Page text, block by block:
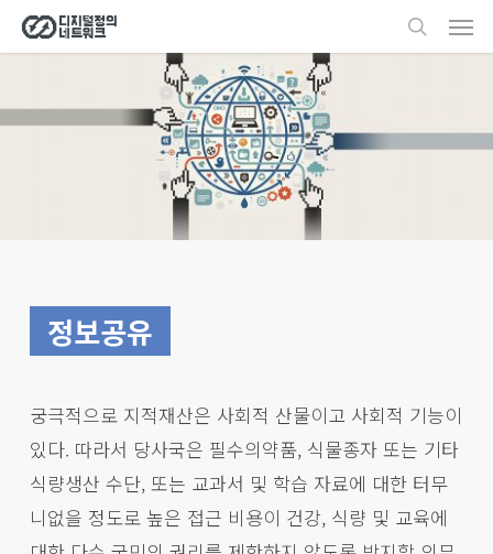
Skip
to
content
search
정보공유
궁극적으로 지적재산은 사회적 산물이고 사회적 기능이
있다. 따라서 당사국은 필수의약품, 식물종자 또는 기타
식량생산 수단, 또는 교과서 및 학습 자료에 대한 터무
니없을 정도로 높은 접근 비용이 건강, 식량 및 교육에